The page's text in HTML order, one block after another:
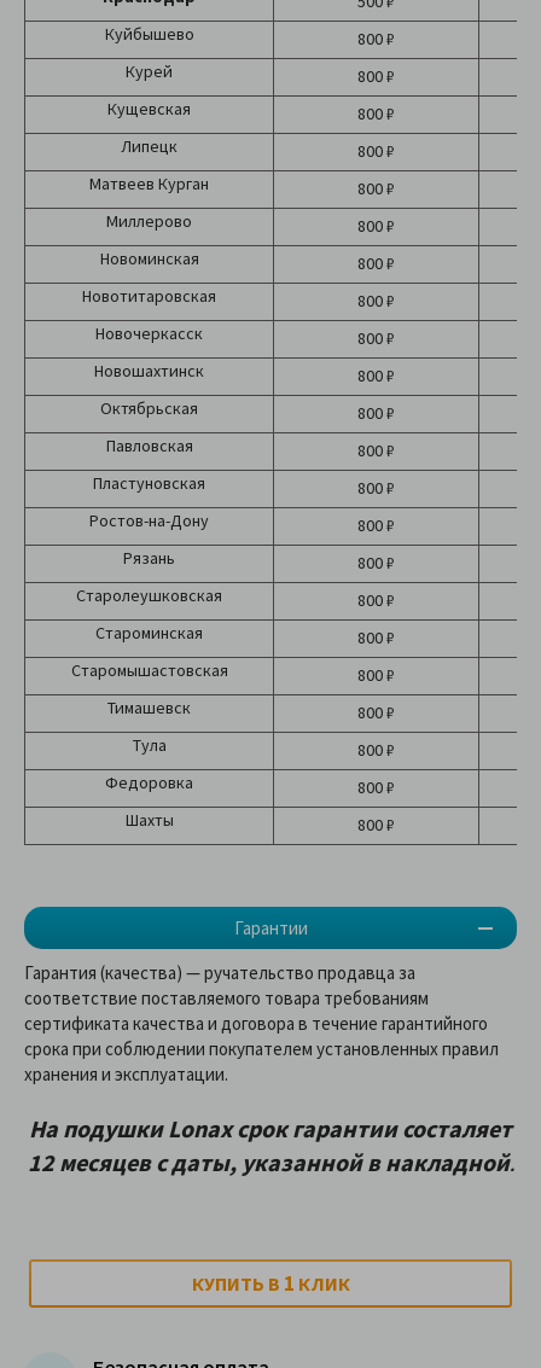
Гарантии
Куйбышево
800 ₽
Курей
800 ₽
Кущевская
800 ₽
Липецк
800 ₽
Матвеев Курган
800 ₽
Миллерово
800 ₽
Новоминская
800 ₽
Новотитаровская
800 ₽
Новочеркасск
800 ₽
Новошахтинск
800 ₽
Октябрьская
800 ₽
Павловская
800 ₽
Пластуновская
800 ₽
Ростов-на-Дону
800 ₽
Рязань
800 ₽
Старолеушковская
800 ₽
Староминская
800 ₽
Старомышастовская
800 ₽
Тимашевск
800 ₽
Тула
800 ₽
Федоровка
800 ₽
Шахты
800 ₽
Гарантия (качества) — ручательство продавца за
соответствие поставляемого товара требованиям
сертификата качества и договора в течение гарантийного
срока при соблюдении покупателем установленных правил
хранения и эксплуатации.
На подушкиLonax срок гарантии состаляет
12 месяцев с даты, указанной в накладной.
КУПИТЬ В 1 КЛИК